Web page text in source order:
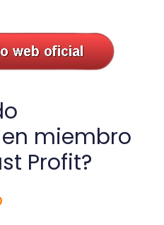
miembro
Profit?